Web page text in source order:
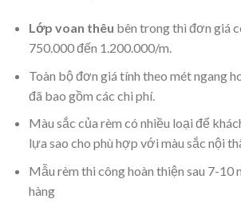
Lớp voan thêu bên trong thì đơn giá
750.000 đến 1.200.000/m.
Toàn bộ đơn giá tính theo mét ngang
đã bao gồm các chi phí.
Màu sắc của rèm có nhiều loại để
lựa sao cho phù hợp với màu sắc nội
Mẫu rèm thi công hoàn thiện sau 7-10
hàng